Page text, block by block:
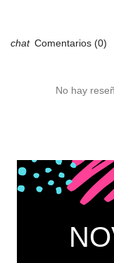
Comentarios (0)
No hay